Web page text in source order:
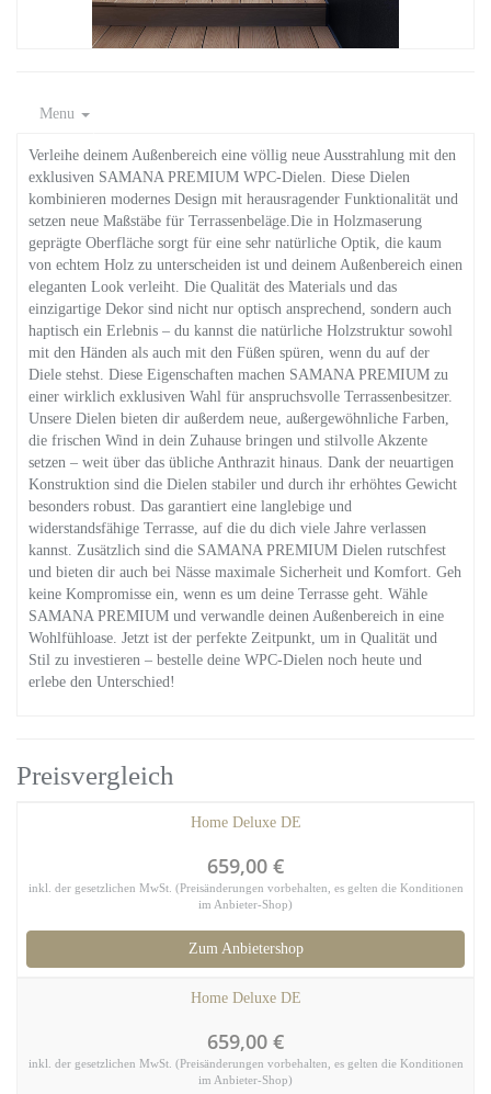
Menu
Verleihe deinem Außenbereich eine völlig neue Ausstrahlung mit den
exklusiven SAMANA PREMIUM WPC-Dielen. Diese Dielen
kombinieren modernes Design mit herausragender Funktionalität und
setzen neue Maßstäbe für Terrassenbeläge.Die in Holzmaserung
geprägte Oberfläche sorgt für eine sehr natürliche Optik, die kaum
von echtem Holz zu unterscheiden ist und deinem Außenbereich einen
eleganten Look verleiht. Die Qualität des Materials und das
einzigartige Dekor sind nicht nur optisch ansprechend, sondern auch
haptisch ein Erlebnis – du kannst die natürliche Holzstruktur sowohl
mit den Händen als auch mit den Füßen spüren, wenn du auf der
Diele stehst. Diese Eigenschaften machen SAMANA PREMIUM zu
einer wirklich exklusiven Wahl für anspruchsvolle Terrassenbesitzer.
Unsere Dielen bieten dir außerdem neue, außergewöhnliche Farben,
die frischen Wind in dein Zuhause bringen und stilvolle Akzente
setzen – weit über das übliche Anthrazit hinaus. Dank der neuartigen
Konstruktion sind die Dielen stabiler und durch ihr erhöhtes Gewicht
besonders robust. Das garantiert eine langlebige und
widerstandsfähige Terrasse, auf die du dich viele Jahre verlassen
kannst. Zusätzlich sind die SAMANA PREMIUM Dielen rutschfest
und bieten dir auch bei Nässe maximale Sicherheit und Komfort. Geh
keine Kompromisse ein, wenn es um deine Terrasse geht. Wähle
SAMANA PREMIUM und verwandle deinen Außenbereich in eine
Wohlfühloase. Jetzt ist der perfekte Zeitpunkt, um in Qualität und
Stil zu investieren – bestelle deine WPC-Dielen noch heute und
erlebe den Unterschied!
Preisvergleich
Home Deluxe DE
659,00 €
inkl. der gesetzlichen MwSt. (Preisänderungen vorbehalten, es gelten die Konditionen
im Anbieter-Shop)
Zum Anbietershop
Home Deluxe DE
659,00 €
inkl. der gesetzlichen MwSt. (Preisänderungen vorbehalten, es gelten die Konditionen
im Anbieter-Shop)